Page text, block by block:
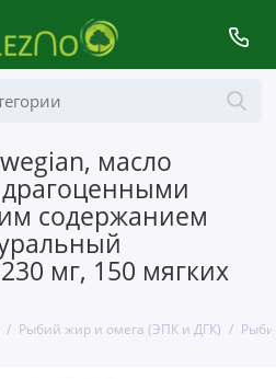
масло
драгоценными
содержанием
мг, 150 мягких
Рыбий жир и омега (ЭПК и ДГК)